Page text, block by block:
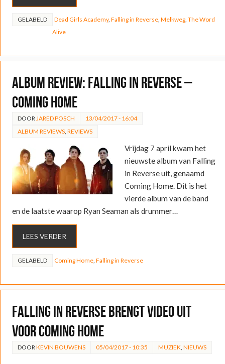
GELABELD Dead Girls Academy, Falling in Reverse, Melkweg, The Word
Alive
ALBUM REVIEW: Falling in Reverse –
Coming Home
DOOR JARED POSCH
13/04/2017 - 16:04
ALBUM REVIEWS, REVIEWS
Vrijdag 7 april kwam het
nieuwste album van Falling
in Reverse uit, genaamd
Coming Home. Dit is het
vierde album van de band
en de laatste waarop Ryan Seaman als drummer…
LEES VERDER
GELABELD Coming Home, Falling in Reverse
Falling in Reverse brengt video uit
voor Coming Home
DOOR KEVIN BOUWENS 05/04/2017 - 10:35 MUZIEK NIEUWS